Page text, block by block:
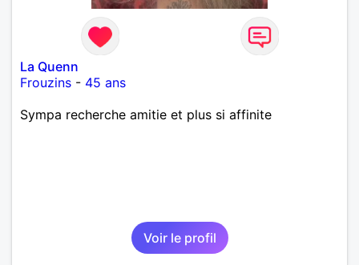
La Quenn
Frouzins - 45 ans
Sympa recherche amitie et plus si affinite
Voir le profil